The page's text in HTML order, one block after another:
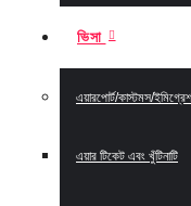
ভিসা
এয়ারপোর্ট/কাস্টমস/
এয়ার টিকেট এবং খুঁটিনাটি